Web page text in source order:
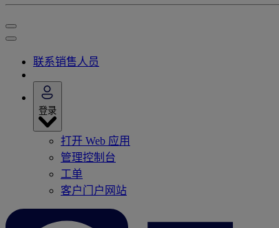
联系销售人员
登录
打开 Web 应用
管理控制台
工单
客户门户网站